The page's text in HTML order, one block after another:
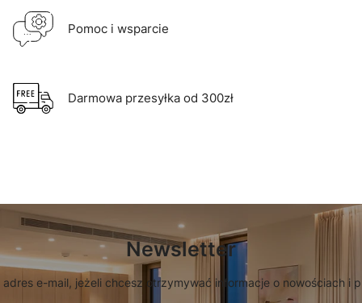
Pomoc i wsparcie
Darmowa przesyłka od 300zł
Newsletter
adres e-mail, jeżeli chcesz otrzymywać informacje o nowościach i